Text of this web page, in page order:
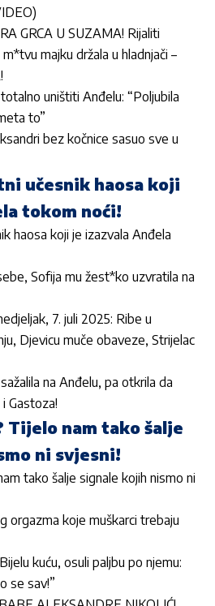
GRCA U SUZAMA! Rijaliti
majku držala u hladnjači –
uništiti Anđelu: “Poljubila
to”
bez kočnice sasuo sve u
učesnik haosa koji
tokom noći!
haosa koji je izazvala Anđela
Sofija mu žest*ko uzvratila na
7. juli 2025: Ribe u
Djevicu muče obaveze, Strijelac
na Anđelu, pa otkrila da
Gastoza!
Tijelo nam tako šalje
ni svjesni!
tako šalje signale kojih nismo ni
orgazma koje muškarci trebaju
kuću, osuli paljbu po njemu:
se sav!”